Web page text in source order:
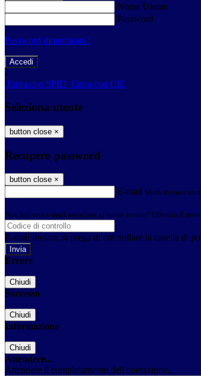
Nome Utente
Password
Password dimenticata?
-
Entra con SPID Entra con CIE
Seleziona utente
button close ×
Recupero password
button close ×
E-mail Verrà inviato un
Non hai una e-mail associata al nome utente? Effettua il
E-mail inviata, si prega di controllare la casella di
Errore
Chiudi
Successo
Chiudi
Informazione
Chiudi
Attendere...
Attendere il completamento dell'operazione...